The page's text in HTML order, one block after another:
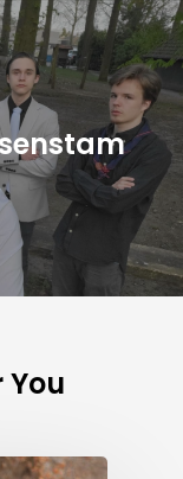
You